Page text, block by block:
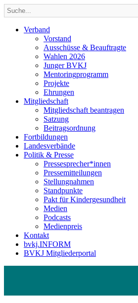
Verband
Vorstand
Ausschüsse & Beauftragte
Wahlen 2026
Junger BVKJ
Mentoringprogramm
Projekte
Ehrungen
Mitgliedschaft
Mitgliedschaft beantragen
Satzung
Beitragsordnung
Fortbildungen
Landesverbände
Politik & Presse
Pressesprecher*innen
Pressemitteilungen
Stellungnahmen
Standpunkte
Pakt für Kindergesundheit
Medien
Podcasts
Medienpreis
Kontakt
bvkj.INFORM
BVKJ Mitgliederportal